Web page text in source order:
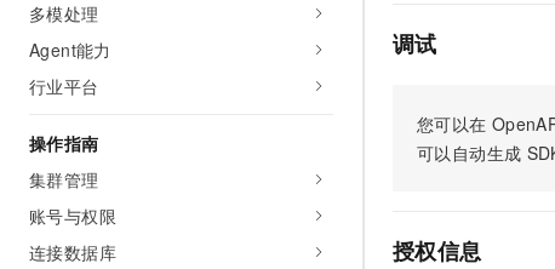
多模处理
Agent能力
行业平台
操作指南
集群管理
账号与权限
连接数据库
调试
您可以在
可以自动生成
授权信息
千问AI平台-模型体验
在线体验全尺寸、多种模态
数据库
大数据计算
媒体服务
企业服务与云通信
上云与迁云
企业出海
产品新客免费试用，最长12个
生态解决方案
行业生态解决方案
开发者生态解决方案